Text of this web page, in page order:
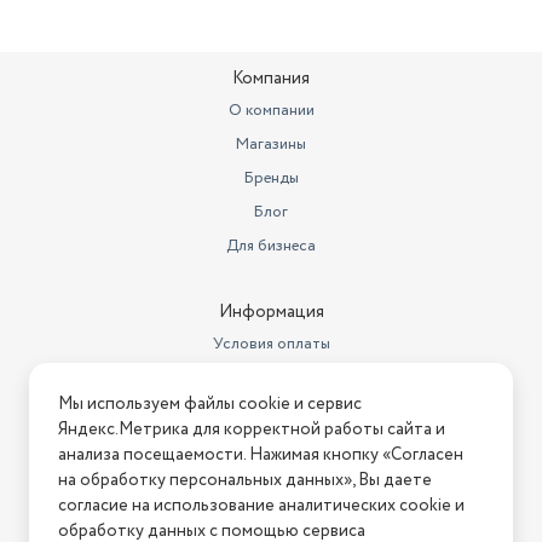
11
150 мм
0.55
Ширина товара в упаковке, в
метрах
0.62
Высота товара в упаковке, в
метрах
0.35
Объем товара в упаковке, в
Компания
О компании
Магазины
Бренды
Блог
Для бизнеса
Информация
Условия оплаты
Условия возврата
Нашли ошибку на сайте? Напишите нам
2026 © Интернет-магазин "АстМаркет". У нас есть всё!
Мы используем файлы cookie и сервис
Яндекс.Метрика для корректной работы сайта и
анализа посещаемости. Нажимая кнопку «Согласен
на обработку персональных данных», Вы даете
согласие на использование аналитических cookie и
обработку данных с помощью сервиса